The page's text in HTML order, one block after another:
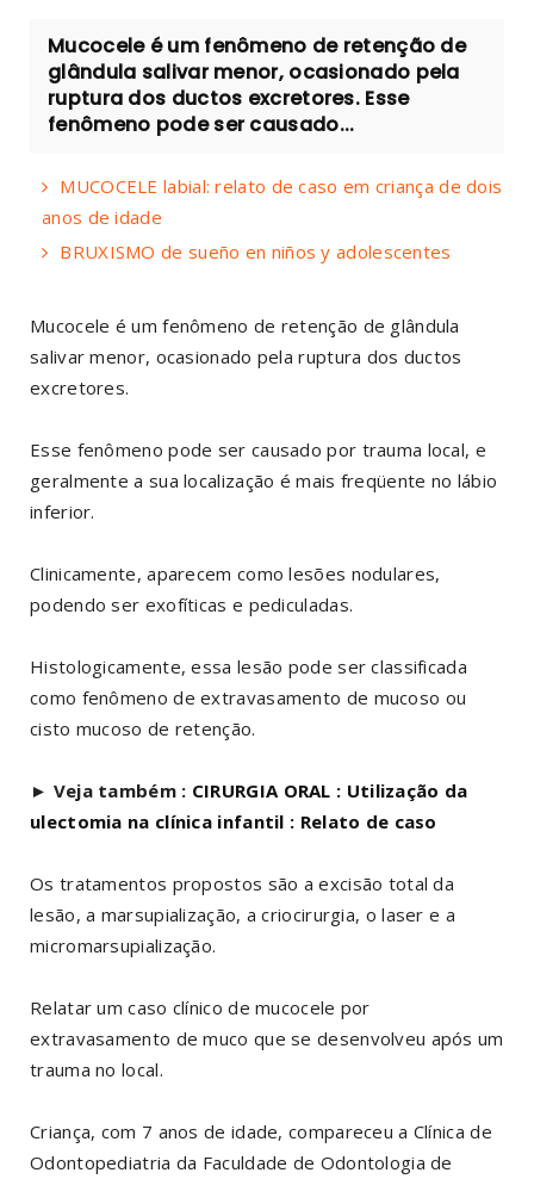
Mucocele é um fenômeno de retenção de
glândula salivar menor, ocasionado pela
ruptura dos ductos excretores. Esse
fenômeno pode ser causado...
MUCOCELE labial: relato de caso em criança de dois
anos de idade
BRUXISMO de sueño en niños y adolescentes
Mucocele é um fenômeno de retenção de glândula
salivar menor, ocasionado pela ruptura dos ductos
excretores.
Esse fenômeno pode ser causado por trauma local, e
geralmente a sua localização é mais freqüente no lábio
inferior.
Clinicamente, aparecem como lesões nodulares,
podendo ser exofíticas e pediculadas.
Histologicamente, essa lesão pode ser classificada
como fenômeno de extravasamento de mucoso ou
cisto mucoso de retenção.
► Veja também : CIRURGIA ORAL : Utilização da
ulectomia na clínica infantil : Relato de caso
Os tratamentos propostos são a excisão total da
lesão, a marsupialização, a criocirurgia, o laser e a
micromarsupialização.
Relatar um caso clínico de mucocele por
extravasamento de muco que se desenvolveu após um
trauma no local.
Criança, com 7 anos de idade, compareceu a Clínica de
Odontopediatria da Faculdade de Odontologia de